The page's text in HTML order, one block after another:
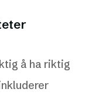
å ha riktig